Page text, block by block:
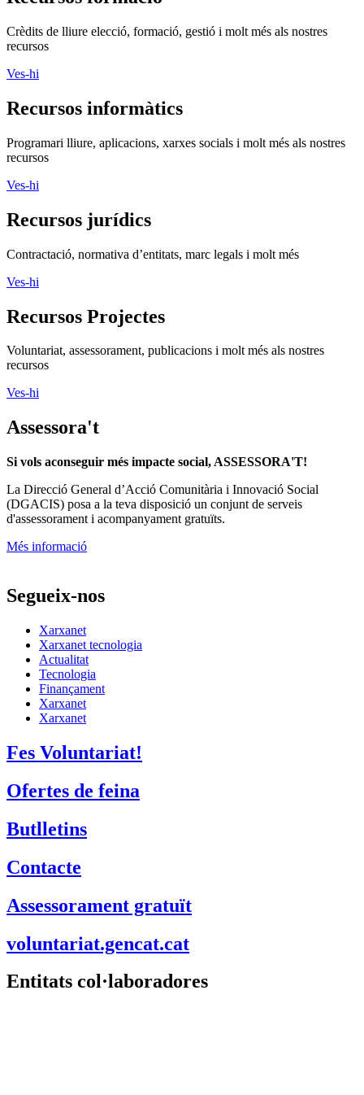
Crèdits de lliure elecció, formació, gestió i molt més als nostres
recursos
Ves-hi
Recursos informàtics
Programari lliure, aplicacions, xarxes socials i molt més als nostres
recursos
Ves-hi
Recursos jurídics
Contractació, normativa d’entitats, marc legals i molt més
Ves-hi
Recursos Projectes
Voluntariat, assessorament, publicacions i molt més als nostres
recursos
Ves-hi
Assessora't
Si vols aconseguir més impacte social, ASSESSORA'T!
La Direcció General d’Acció Comunitària i Innovació Social
(DGACIS) posa a la teva disposició un conjunt de serveis
d'assessorament i acompanyament gratuïts.
Més informació
Segueix-nos
Xarxanet
Xarxanet tecnologia
Actualitat
Tecnologia
Finançament
Xarxanet
Xarxanet
Fes Voluntariat!
Ofertes de feina
Butlletins
Contacte
Assessorament gratuït
voluntariat.gencat.cat
Entitats col·laboradores